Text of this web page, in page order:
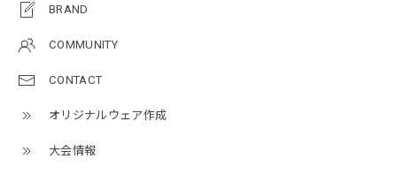
BRAND
COMMUNITY
CONTACT
オリジナルウェア作成
大会情報